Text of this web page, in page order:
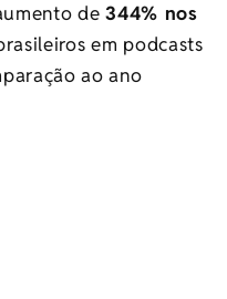
de344% nos
em podcasts
ao ano